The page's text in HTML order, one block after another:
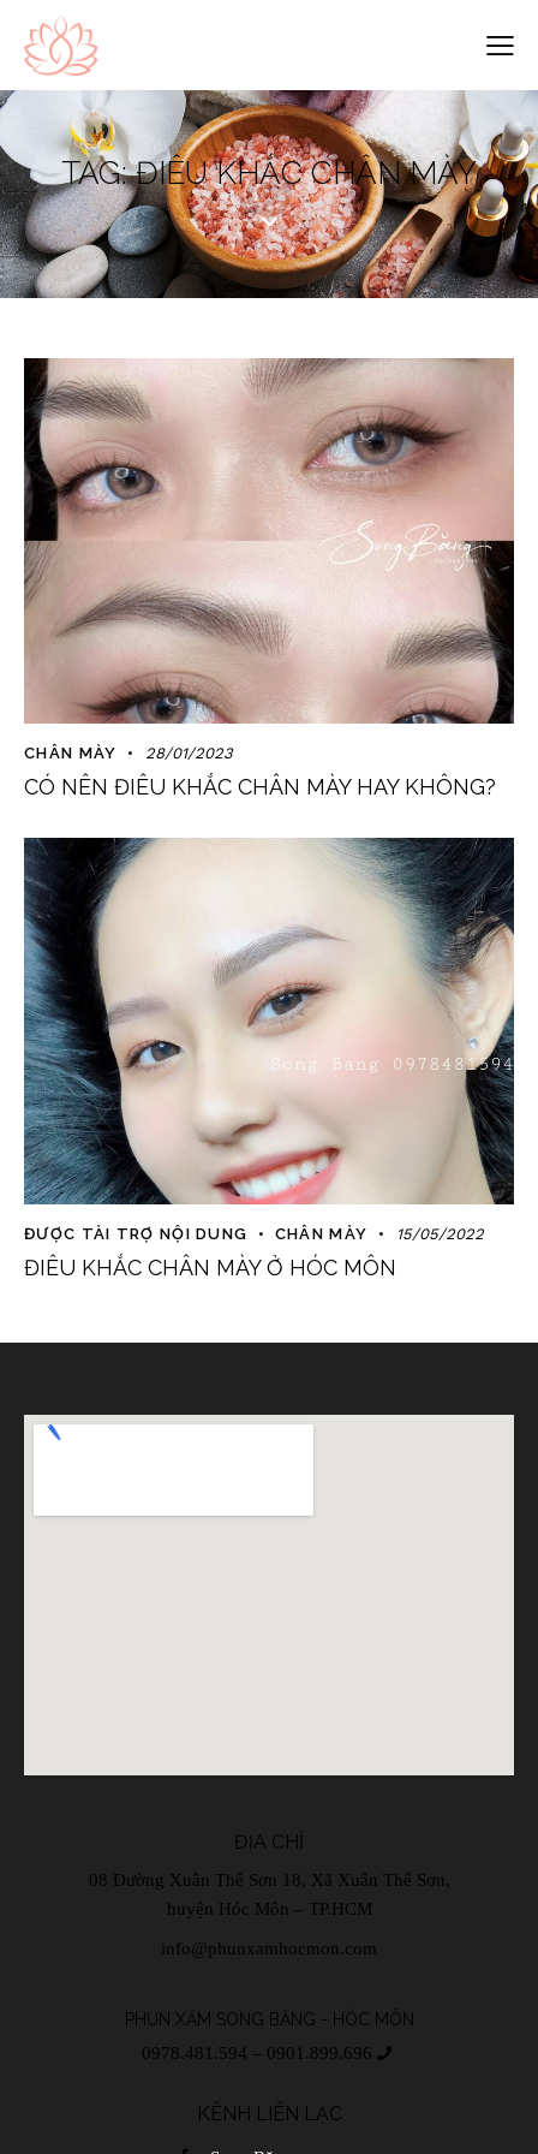
TAG: ĐIÊU KHẮC CHÂN MÀY
CHÂN MÀY 28/01/2023
CÓ NÊN ĐIÊU KHẮC CHÂN MÀY HAY KHÔNG?
ĐƯỢC TÀI TRỢ NỘI DUNG CHÂN MÀY 15/05/2022
ĐIÊU KHẮC CHÂN MÀY Ở HÓC MÔN
ĐỊA CHỈ
08 Đường Xuân Thế Sơn 18, Xã Xuân Thế Sơn,
huyện Hóc Môn – TP.HCM
info@phunxamhocmon.com
PHUN XĂM SONG BĂNG - HÓC MÔN
0978.481.594 – 0901.899.696
KÊNH LIÊN LẠC